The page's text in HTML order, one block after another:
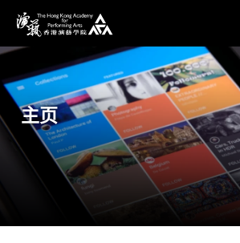
香港演艺学院
主页